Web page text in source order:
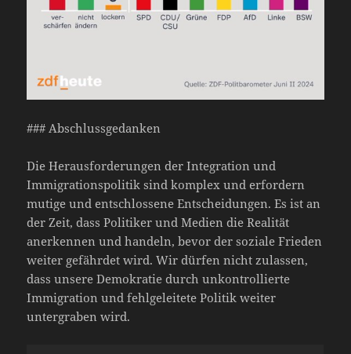
### Abschlussgedanken
Die Herausforderungen der Integration und
Immigrationspolitik sind komplex und erfordern
mutige und entschlossene Entscheidungen. Es ist an
der Zeit, dass Politiker und Medien die Realität
anerkennen und handeln, bevor der soziale Frieden
weiter gefährdet wird. Wir dürfen nicht zulassen,
dass unsere Demokratie durch unkontrollierte
Immigration und fehlgeleitete Politik weiter
untergraben wird.